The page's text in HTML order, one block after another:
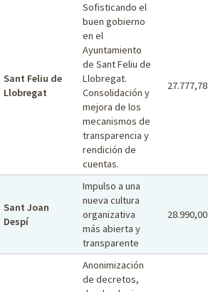
Sant Feliu de
Llobregat
Sofisticando el
buen gobierno
en el
Ayuntamiento
de Sant Feliu de
Llobregat.
Consolidación y
mejora de los
mecanismos de
transparencia y
rendición de
cuentas.
27.777,78
Sant Joan
Despí
Impulso a una
nueva cultura
organizativa
más abierta y
transparente
28.990,00
Anonimización
de decretos,